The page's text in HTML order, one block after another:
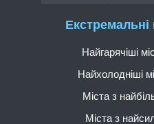
Найгарячіші
Найхолодніші
Міста з
Міста з